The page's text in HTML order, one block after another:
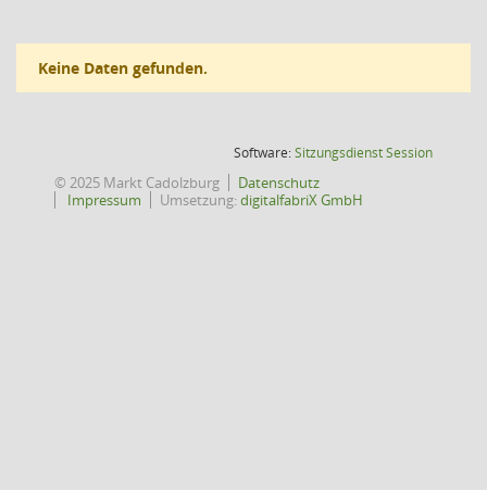
Keine Daten gefunden.
Software:SitzungsdienstSession(Wird in
© 2025 Markt Cadolzburg
Datenschutz
Impressum
Umsetzung:digitalfabriX GmbH